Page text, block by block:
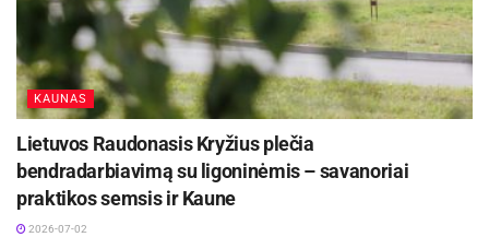
KAUNAS
Lietuvos Raudonasis Kryžius plečia
bendradarbiavimą su ligoninėmis – savanoriai
praktikos semsis ir Kaune
2026-07-02